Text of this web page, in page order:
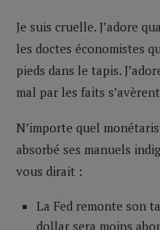
Je suis cruelle. J’adore
les doctes économistes
pieds dans le tapis.
mal par les faits
N’importe quel
absorbé ses manuels
vous dirait :
La Fed remonte son
dollar sera moins